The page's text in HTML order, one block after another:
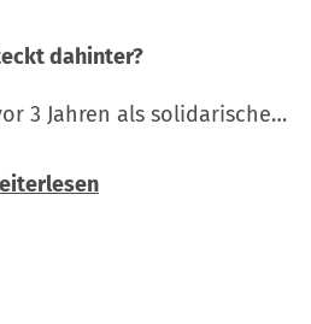
dahinter?
3 Jahren als solidarische…